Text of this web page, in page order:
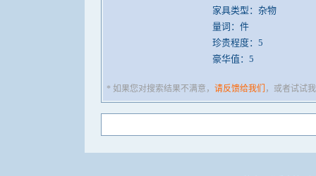
家具类型：杂物
量词：件
珍贵程度：5
豪华值：5
* 如果您对搜索结果不满意， 请反馈给我们 ，或者试试